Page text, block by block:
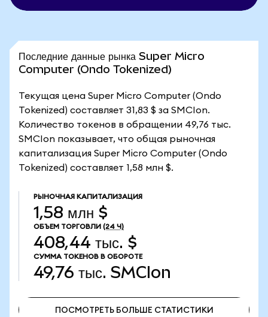
Последние данные рынка Super Micro
Computer (Ondo Tokenized)
Текущая цена Super Micro Computer (Ondo
Tokenized) составляет 31,83 $ за SMCIon.
Количество токенов в обращении 49,76 тыс.
SMCIon показывает, что общая рыночная
капитализация Super Micro Computer (Ondo
Tokenized) составляет 1,58 млн $.
РЫНОЧНАЯ КАПИТАЛИЗАЦИЯ
1,58 млн $
ОБЪЕМ ТОРГОВЛИ (24 Ч)
408,44 тыс. $
СУММА ТОКЕНОВ В ОБОРОТЕ
49,76 тыс. SMCIon
ПОСМОТРЕТЬ БОЛЬШЕ СТАТИСТИКИ